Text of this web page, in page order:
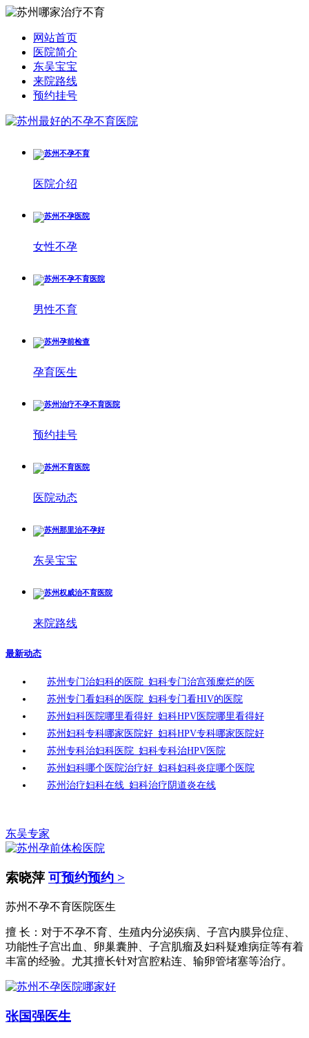
网站首页
医院简介
东吴宝宝
来院路线
预约挂号
医院介绍
女性不孕
男性不育
孕育医生
预约挂号
医院动态
东吴宝宝
来院路线
最新动态
苏州专门治妇科的医院_妇科专门治宫颈糜烂的医
苏州专门看妇科的医院_妇科专门看HIV的医院
苏州妇科医院哪里看得好_妇科HPV医院哪里看得好
苏州妇科专科哪家医院好_妇科HPV专科哪家医院好
苏州专科治妇科医院_妇科专科治HPV医院
苏州妇科哪个医院治疗好_妇科妇科炎症哪个医院
苏州治疗妇科在线_妇科治疗阴道炎在线
东吴专家
索晓萍 可预约预约 >
苏州不孕不育医院医生
擅 长：对于不孕不育、生殖内分泌疾病、子宫内膜异位症、
功能性子宫出血、卵巢囊肿、子宫肌瘤及妇科疑难病症等有着
丰富的经验。尤其擅长针对宫腔粘连、输卵管堵塞等治疗。
张国强医生